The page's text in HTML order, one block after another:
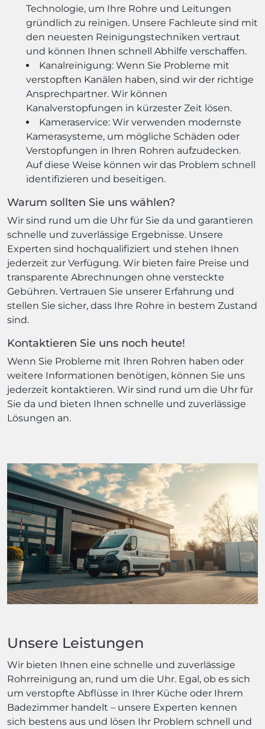
Technologie, um Ihre Rohre und Leitungen
gründlich zu reinigen. Unsere Fachleute sind mit
den neuesten Reinigungstechniken vertraut
und können Ihnen schnell Abhilfe verschaffen.
Kanalreinigung: Wenn Sie Probleme mit
verstopften Kanälen haben, sind wir der richtige
Ansprechpartner. Wir können
Kanalverstopfungen in kürzester Zeit lösen.
Kameraservice: Wir verwenden modernste
Kamerasysteme, um mögliche Schäden oder
Verstopfungen in Ihren Rohren aufzudecken.
Auf diese Weise können wir das Problem schnell
identifizieren und beseitigen.
Warum sollten Sie uns wählen?
Wir sind rund um die Uhr für Sie da und garantieren
schnelle und zuverlässige Ergebnisse. Unsere
Experten sind hochqualifiziert und stehen Ihnen
jederzeit zur Verfügung. Wir bieten faire Preise und
transparente Abrechnungen ohne versteckte
Gebühren. Vertrauen Sie unserer Erfahrung und
stellen Sie sicher, dass Ihre Rohre in bestem Zustand
sind.
Kontaktieren Sie uns noch heute!
Wenn Sie Probleme mit Ihren Rohren haben oder
weitere Informationen benötigen, können Sie uns
jederzeit kontaktieren. Wir sind rund um die Uhr für
Sie da und bieten Ihnen schnelle und zuverlässige
Lösungen an.
Unsere Leistungen
Wir bieten Ihnen eine schnelle und zuverlässige
Rohrreinigung an, rund um die Uhr. Egal, ob es sich
um verstopfte Abflüsse in Ihrer Küche oder Ihrem
Badezimmer handelt – unsere Experten kennen
sich bestens aus und lösen Ihr Problem schnell und